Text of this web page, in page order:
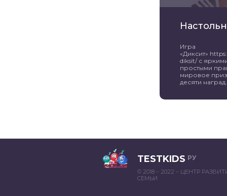
Игра
«Диксит»
diksit/ с
простыми
мировое
десяти
TESTKIDS РУ
© 2018 – 2022 – ЦЕНТР
СЕМЬИ